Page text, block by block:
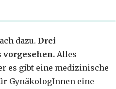
dazu. Drei
vorgesehen.Alles
es gibt eine medizinische
GynäkologInnen eine